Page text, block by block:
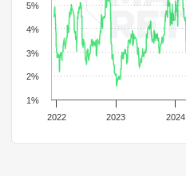
2022 2023 2024
1%
2%
3%
4%
5%